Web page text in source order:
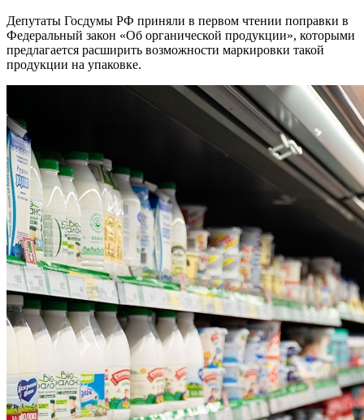
Депутаты Госдумы РФ приняли в первом чтении поправки в
Федеральный закон «Об органической продукции», которыми
предлагается расширить возможности маркировки такой
продукции на упаковке.